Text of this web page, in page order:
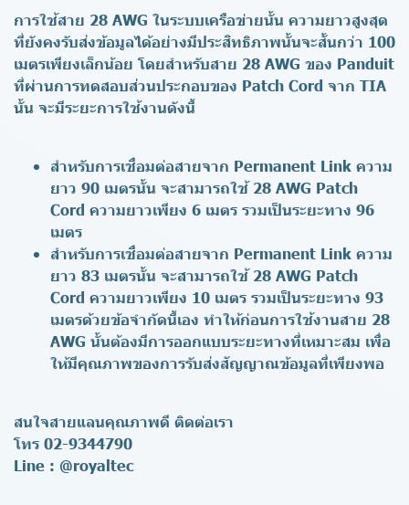
การใช้สาย 28 AWG ในระบบเครือข่ายนั้น ความยาวสูงสุด
ที่ยังคงรับส่งข้อมูลได้อย่างมีประสิทธิภาพนั้นจะสั้นกว่า 100
เมตรเพียงเล็กน้อย โดยสำหรับสาย 28 AWG ของ Panduit
ที่ผ่านการทดสอบส่วนประกอบของ Patch Cord จาก TIA
นั้น จะมีระยะการใช้งานดังนี้
สำหรับการเชื่อมต่อสายจาก Permanent Link ความ
ยาว 90 เมตรนั้น จะสามารถใช้ 28 AWG Patch
Cord ความยาวเพียง 6 เมตร รวมเป็นระยะทาง 96
เมตร
สำหรับการเชื่อมต่อสายจาก Permanent Link ความ
ยาว 83 เมตรนั้น จะสามารถใช้ 28 AWG Patch
Cord ความยาวเพียง 10 เมตร รวมเป็นระยะทาง 93
เมตรด้วยข้อจำกัดนี้เอง ทำให้ก่อนการใช้งานสาย 28
AWG นั้นต้องมีการออกแบบระยะทางที่เหมาะสม เพื่อ
ให้มีคุณภาพของการรับส่งสัญญาณข้อมูลที่เพียงพอ
สนใจสายแลนคุณภาพดี ติดต่อเรา
โทร 02-9344790
Line : @royaltec